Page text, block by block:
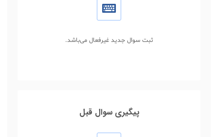
ثبت سوال جدید غیرفعال می‌باشد.
پیگیری سوال قبل